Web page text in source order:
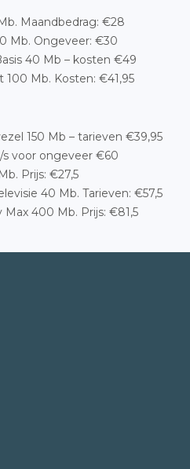
Maandbedrag: €28
Mb. Ongeveer: €30
40 Mb – kosten €49
100 Mb. Kosten: €41,95
150 Mb – tarieven €39,95
voor ongeveer €60
Prijs: €27,5
40 Mb. Tarieven: €57,5
400 Mb. Prijs: €81,5